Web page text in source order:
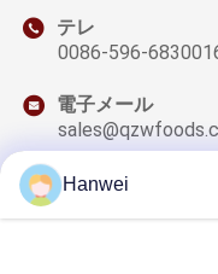
テレ
0086-596-
電子メール
私たちのニュース
Hanwei